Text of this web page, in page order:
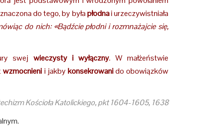
do tego, by byłapłodnai urzeczywistniała
do nich: «Bądźcie płodni i rozmnażajcie się,
swej wieczysty i wyłączny. W małżeństwie
wzmocnieni i jakbykonsekrowanido obowiązków
Kościoła Katolickiego, pkt 1604-1605, 1638